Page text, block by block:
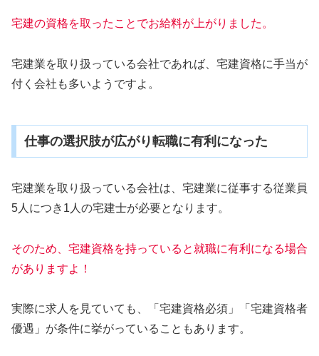
宅建の資格を取ったことでお給料が上がりました。
宅建業を取り扱っている会社であれば、宅建資格に手当が
付く会社も多いようですよ。
仕事の選択肢が広がり転職に有利になった
宅建業を取り扱っている会社は、宅建業に従事する従業員
5人につき1人の宅建士が必要となります。
そのため、宅建資格を持っていると就職に有利になる場合
がありますよ！
実際に求人を見ていても、「宅建資格必須」「宅建資格者
優遇」が条件に挙がっていることもあります。